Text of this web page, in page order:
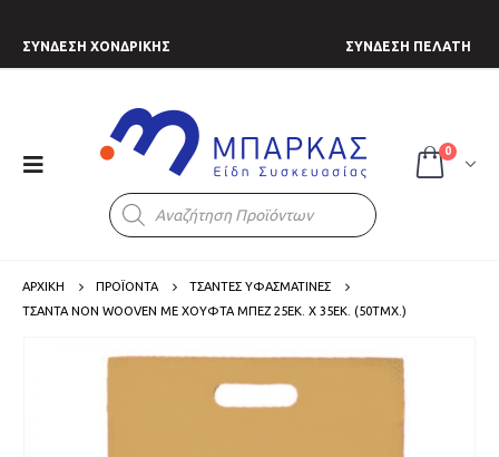
ΣΥΝΔΕΣΗ ΧΟΝΔΡΙΚΗΣ ΣΥΝΔΕΣΗ ΠΕΛΑΤΗ
Products
search
0
ΑΡΧΙΚΗ ΠΡΟΪΟΝΤΑ
ΤΣΑΝΤΕΣ ΥΦΑΣΜΑΤΙΝΕΣ
ΤΣΆΝΤΑ NON WOOVEN ΜΕ ΧΟΎΦΤΑ ΜΠΕΖ 25ΕΚ. Χ 35ΕΚ. (50ΤΜΧ.)